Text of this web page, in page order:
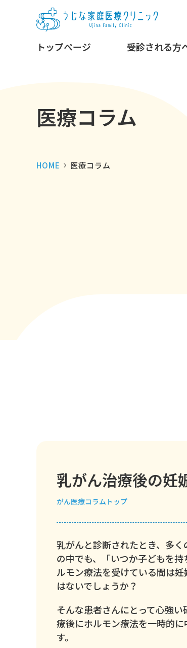
トップページ 受診される方
医療コラム
HOME 医療コラム
乳がん治療後の妊
がん医療コラムトップ
乳がんと診断されたとき、多
の中でも、「いつか子どもを
ルモン療法を受けている間は
はないでしょうか？
そんな患者さんにとって心強
療後にホルモン療法を一時的
す。